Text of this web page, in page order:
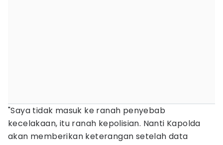
"Saya tidak masuk ke ranah penyebab
kecelakaan, itu ranah kepolisian. Nanti Kapolda
akan memberikan keterangan setelah data